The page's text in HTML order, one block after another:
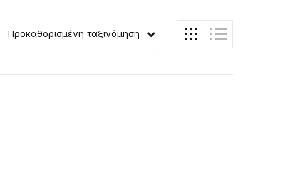
Προκαθορισμένη ταξινόμηση